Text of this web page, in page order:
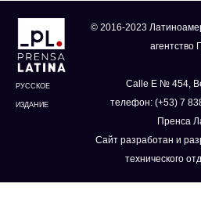
РУССКОЕ
ИЗДАНИЕ
© 2016-2023
агентство
Calle E № 454,
телефон: (+53) 7
Пренса
Сайт разработан и
технического